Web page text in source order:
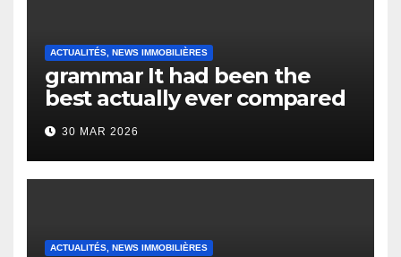
ACTUALITÉS, NEWS IMMOBILIÈRES
grammar It had been the
best actually ever compared
to it’s the top actually?
English Vocabulary Learners
Heap Change
30 MAR 2026
ACTUALITÉS, NEWS IMMOBILIÈRES